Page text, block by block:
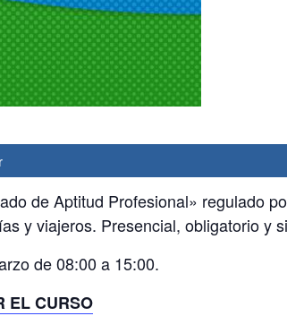
de Aptitud Profesional» regulado
y viajeros. Presencial, obligatorio y
de 08:00 a 15:00.
EL CURSO